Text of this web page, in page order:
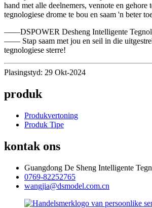
hand met alle deelnemers, vennote en gehore
tegnologiese drome te bou en saam 'n beter
——DSPOWER Desheng Intelligente
—— Stap saam met jou en seil in die
tegnologiese sterre!
Plasingstyd: 29 Okt-2024
produk
Produkvertoning
Produk Tipe
kontak ons
Guangdong De Sheng Intelligente
0769-82252765
wangjia@dsmodel.com.cn